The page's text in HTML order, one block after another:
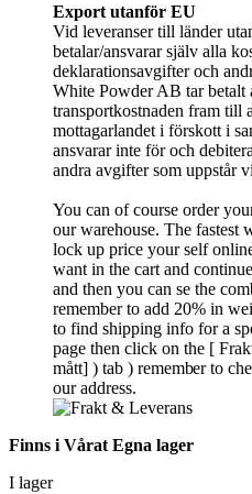
Export utanför EU
Vid leveranser till länder
betalar/ansvarar själv alla
deklarationsavgifter och
White Powder AB tar betalt
transportkostnaden fram till
mottagarlandet i förskott i
ansvarar inte för och
andra avgifter som uppstår
You can of course order
our warehouse. The fastest
lock up price your self
want in the cart and
and then you can se the
remember to add 20% in
to find shipping info for a
page then click on the [
mått] ) tab ) rememberto
our address.
Finns i Vårat Egna lager
I lager